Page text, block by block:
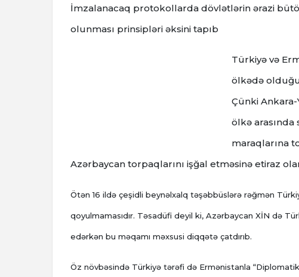
İmzalanacaq protokollarda dövlətlərin ərazi
olunması prinsipləri əksini tapıb
Türkiyə və
ölkədə
Çünki
ölkə arasında
maraqlarına
Azərbaycan torpaqlarını işğal etməsinə etiraz
Ötən 16 ildə çeşidli beynəlxalq təşəbbüslərə rəğmən
qoyulmamasıdır. Təsadüfi deyil ki, Azərbaycan XİN də
edərkən bu məqamı məxsusi diqqətə çatdırıb.
Öz növbəsində Türkiyə tərəfi də Ermənistanla